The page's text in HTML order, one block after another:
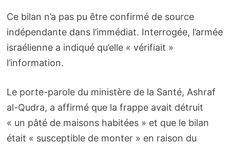
Ce bilan n’a pas pu être confirmé de source
indépendante dans l’immédiat. Interrogée, l’armée
israélienne a indiqué qu’elle « vérifiait »
l’information.
Le porte-parole du ministère de la Santé, Ashraf
al-Qudra, a affirmé que la frappe avait détruit
« un pâté de maisons habitées » et que le bilan
était « susceptible de monter » en raison du